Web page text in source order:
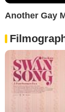
Another Gay